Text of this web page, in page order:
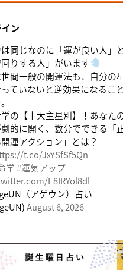
る分野で、熟練を志す日。な
能が開花します。
ン
同じなのに「運が良い人」と
回りする人」がいます
間一般の開運法も、自分の
ていないと逆効果になること
の【十大主星別】！あなた
的に開く、数分でできる「
運アクション」とは？
t.co/JxYSfSf5Qn
学#運気アップ
E8IRYol8dl
（アゲウン）占い
August 6, 2026